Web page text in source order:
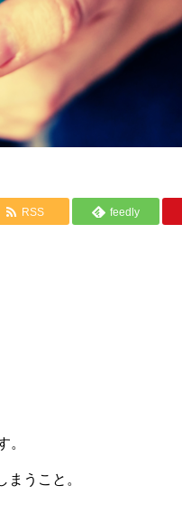
RSS feedly
。
うこと。